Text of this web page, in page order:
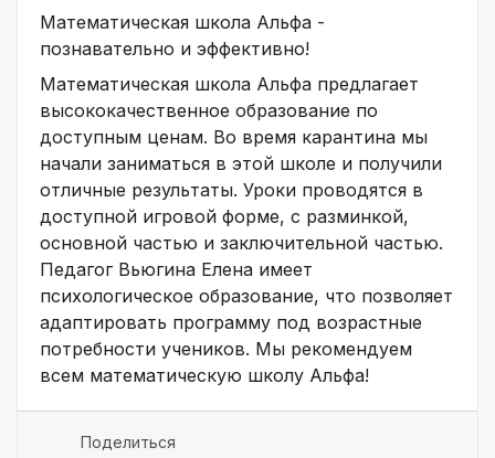
Математическая школа Альфа -
познавательно и эффективно!
Математическая школа Альфа предлагает
высококачественное образование по
доступным ценам. Во время карантина мы
начали заниматься в этой школе и получили
отличные результаты. Уроки проводятся в
доступной игровой форме, с разминкой,
основной частью и заключительной частью.
Педагог Вьюгина Елена имеет
психологическое образование, что позволяет
адаптировать программу под возрастные
потребности учеников. Мы рекомендуем
всем математическую школу Альфа!
Поделиться